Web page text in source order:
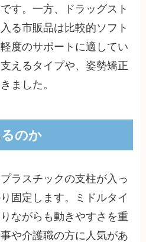
す。一方、ドラッグスト
る市販品は比較的ソフト
度のサポートに適してい
えるタイプや、姿勢矯正
ました。
のか
ラスチックの支柱が入っ
固定します。ミドルタイ
ながらも動きやすさを重
や介護職の方に人気があ